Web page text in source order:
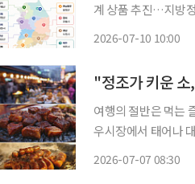
계 상품 추진…지방정부에 개발 가이
2026-07-10 10:00
여행의 절반은 먹는
우시장에서 태어나
2026-07-07 08:30